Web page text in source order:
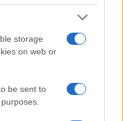
storage
on web or
be sent to